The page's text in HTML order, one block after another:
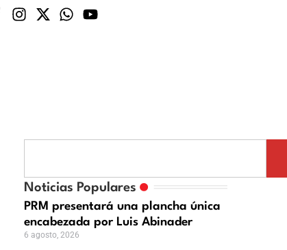
Noticias Populares
PRM presentará una plancha única
encabezada por Luis Abinader
6 agosto, 2026